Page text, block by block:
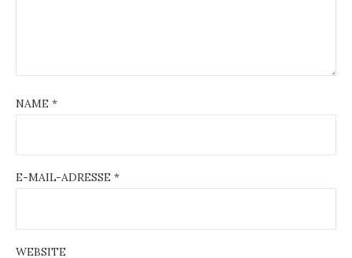
NAME *
E-MAIL-ADRESSE *
WEBSITE